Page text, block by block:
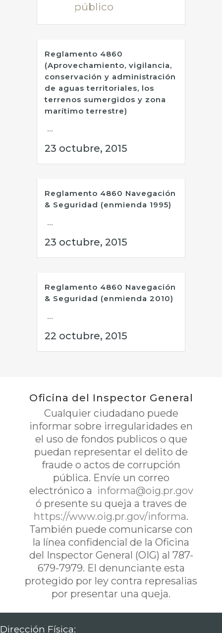
público
Reglamento 4860
(Aprovechamiento, vigilancia,
conservación y administración
de aguas territoriales, los
terrenos sumergidos y zona
marítimo terrestre)
...
23 octubre, 2015
Reglamento 4860 Navegación
& Seguridad (enmienda 1995)
...
23 octubre, 2015
Reglamento 4860 Navegación
& Seguridad (enmienda 2010)
...
22 octubre, 2015
Oficina del Inspector General
Cualquier ciudadano puede
informar sobre irregularidades en
el uso de fondos publicos o que
puedan representar el delito de
fraude o actos de corrupción
pública. Envíe un correo
electrónico a informa@oig.pr.gov
ó presente su queja a traves de
https://www.oig.pr.gov/informa.
También puede comunicarse con
la línea confidencial de la Oficina
del Inspector General (OIG) al 787-
679-7979. El denunciante esta
protegido por ley contra represalias
por presentar una queja.
Dirección Física: